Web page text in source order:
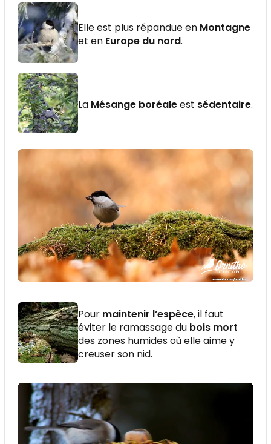
Elle est plus répandue en Montagne
et en Europe du nord.
La Mésange boréaleest sédentaire.
Pour maintenir l’espèce, il faut
éviter le ramassage du bois mort
des zones humides où elle aime y
creuser son nid.